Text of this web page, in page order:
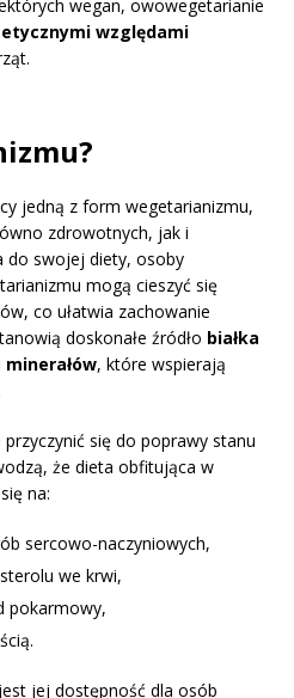
wegan, owowegetarianie
etycznymi względami
jedną z form wegetarianizmu,
zdrowotnych, jak i
do swojej diety, osoby
mogą cieszyć się
co ułatwia zachowanie
doskonałe źródło białka
minerałów, które wspierają
się do poprawy stanu
że dieta obfitująca w
na:
sercowo-naczyniowych,
we krwi,
pokarmowy,
jej dostępność dla osób